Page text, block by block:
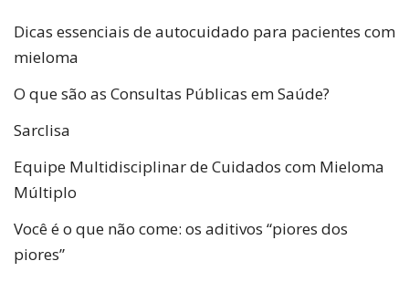
Dicas essenciais de autocuidado para pacientes com
mieloma
O que são as Consultas Públicas em Saúde?
Sarclisa
Equipe Multidisciplinar de Cuidados com Mieloma
Múltiplo
Você é o que não come: os aditivos “piores dos
piores”